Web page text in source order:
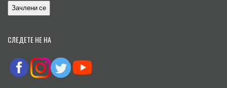
СЛЕДЕТЕ НЕ НА